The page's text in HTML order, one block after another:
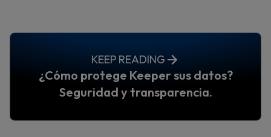
KEEP READING
¿Cómo protege Keeper sus datos?
Seguridad y transparencia.